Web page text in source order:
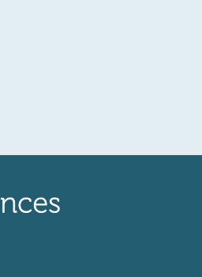
onglet)